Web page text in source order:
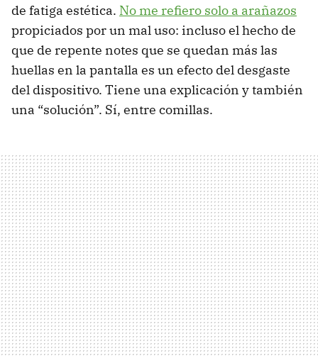
de fatiga estética. No me refiero solo a arañazos
propiciados por un mal uso: incluso el hecho de
que de repente notes que se quedan más las
huellas en la pantalla es un efecto del desgaste
del dispositivo. Tiene una explicación y también
una “solución”. Sí, entre comillas.